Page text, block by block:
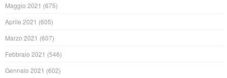
Maggio 2021 (675)
Aprile 2021 (605)
Marzo 2021 (607)
Febbraio 2021 (546)
Gennaio 2021 (602)